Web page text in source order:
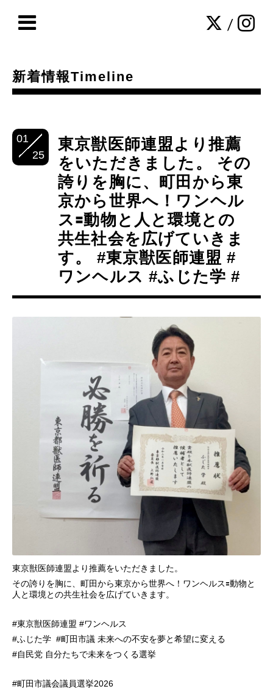
/
新着情報Timeline
01
25
東京獣医師連盟より推薦
をいただきました。 その
誇りを胸に、町田から東
京から世界へ！ワンヘル
ス🟰動物と人と環境との
共生社会を広げていきま
す。 #東京獣医師連盟 #
ワンヘルス #ふじた学 #
東京獣医師連盟より推薦をいただきました。
その誇りを胸に、町田から東京から世界へ！ワンヘルス🟰動物と
人と環境との共生社会を広げていきます。
#東京獣医師連盟 #ワンヘルス
#ふじた学 #町田市議 未来への不安を夢と希望に変える
#自民党 自分たちで未来をつくる選挙
#町田市議会議員選挙2026